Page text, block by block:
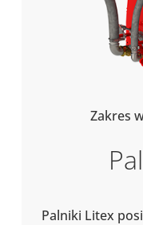
Zakres
Palniki Litex